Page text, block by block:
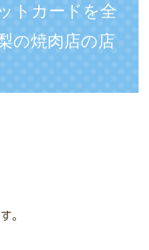
トカードを全
の焼肉店の店
。